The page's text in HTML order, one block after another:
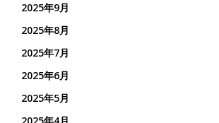
2025年9月
2025年8月
2025年7月
2025年6月
2025年5月